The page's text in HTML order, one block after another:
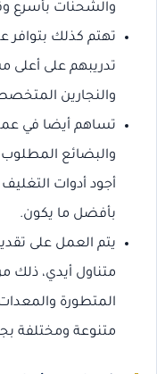
والشحنات بأسرع
تهتم كذلك بتوافر
تدريبهم على
والنجارين
تساهم أيضا في
والبضائع
أجود أدوات
بأفضل ما يكون.
يتم العمل على
متناول أيدي، ذلك
المتطورة
متنوعة ومختلفة